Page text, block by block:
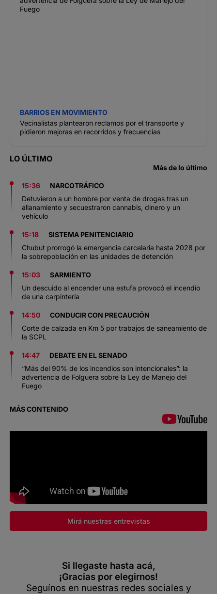
Fuego
BARRIOS EN MOVIMIENTO
Vecinalistas plantearon reclamos por el transporte y
pidieron mejoras en recorridos y frecuencias
LO ÚLTIMO
Más de lo último
15:36
NARCOTRÁFICO
Detuvieron a un hombre por venta de drogas tras un
allanamiento y secuestraron cannabis, dinero y un
vehículo
15:18
SISTEMA PENITENCIARIO
Chubut prorrogó la emergencia carcelaria hasta 2028 por
la sobrepoblación en las unidades de detención
15:03
SARMIENTO
Un descuido al encender una estufa provocó el incendio
de una carpintería
14:50
CONDUCIR CON PRECAUCIÓN
Corte de calzada en Km 5 por trabajos de saneamiento de
la SCPL
14:47
DEBATE EN EL SENADO
“Más del 90% de los incendios son intencionales”: la
advertencia de Folguera sobre la Ley de Manejo del
Fuego
MÁS CONTENIDO
Mirá nuestras entrevistas
Si llegaste hasta acá,
¡Gracias por elegirnos!
Seguínos en nuestras redes sociales y